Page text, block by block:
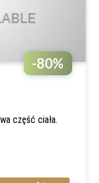
-80%
część ciała.